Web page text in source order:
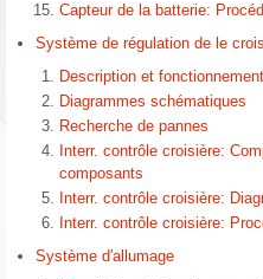
Capteur de la batterie:
Système de régulation de le
Description et fonctionnement
Diagrammes schématiques
Recherche de pannes
Interr. contrôle croisière:
composants
Interr. contrôle croisière:
Interr. contrôle croisière:
Système d′allumage